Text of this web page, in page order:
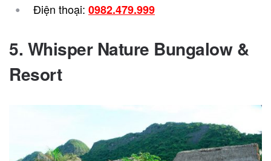
Điện thoại: 0982.479.999
5. Whisper Nature Bungalow &
Resort